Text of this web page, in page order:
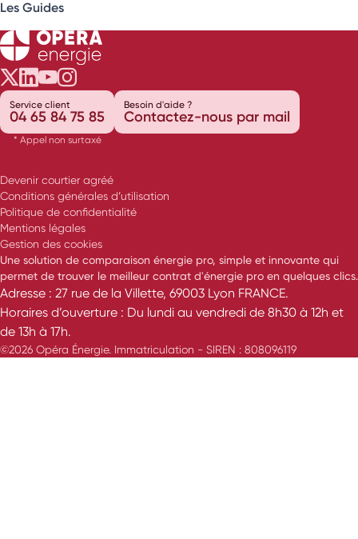
Les Guides
Opéra Énergie sur Twitter
Opéra Énergie sur LinkedIn
Opéra Énergie sur Youtube
Opéra Énergie sur Instagram
Service client
04 65 84 75 85
* Appel non surtaxé
Besoin d'aide ?
Contactez-nous par mail
Devenir courtier agréé
Conditions générales d’utilisation
Politique de confidentialité
Mentions légales
Gestion des cookies
Une solution de comparaison énergie pro, simple et innovante qui
permet de trouver le meilleur contrat d'énergie pro en quelques clics.
Adresse : 27 rue de la Villette, 69003 Lyon FRANCE.
Horaires d’ouverture : Du lundi au vendredi de 8h30 à 12h et
de 13h à 17h.
©2026 Opéra Énergie. Immatriculation - SIREN : 808096119